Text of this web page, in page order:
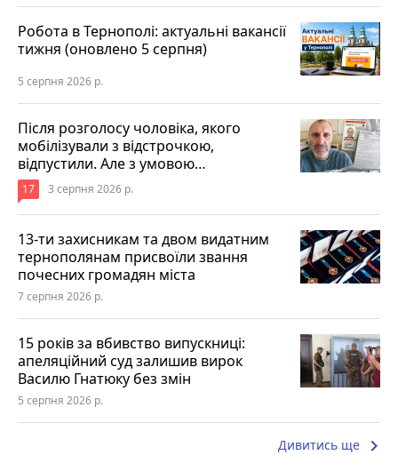
Робота в Тернополі: актуальні вакансії
тижня (оновлено 5 серпня)
5 серпня 2026 р.
Після розголосу чоловіка, якого
мобілізували з відстрочкою,
відпустили. Але з умовою…
17 3 серпня 2026 р.
13-ти захисникам та двом видатним
тернополянам присвоїли звання
почесних громадян міста
7 серпня 2026 р.
15 років за вбивство випускниці:
апеляційний суд залишив вирок
Василю Гнатюку без змін
5 серпня 2026 р.
Дивитись ще keyboard_arrow_right